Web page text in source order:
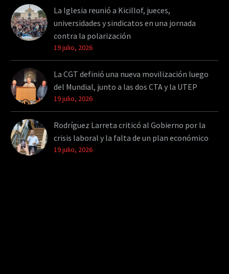
La Iglesia reunió a Kicillof, jueces,
universidades y sindicatos en una jornada
contra la polarización
19 julio, 2026
La CGT definió una nueva movilización luego
del Mundial, junto a las dos CTA y la UTEP
19 julio, 2026
Rodríguez Larreta criticó al Gobierno por la
crisis laboral y la falta de un plan económico
19 julio, 2026